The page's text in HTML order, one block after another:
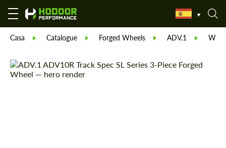
Casa Catalogue Forged Wheels ADV.1